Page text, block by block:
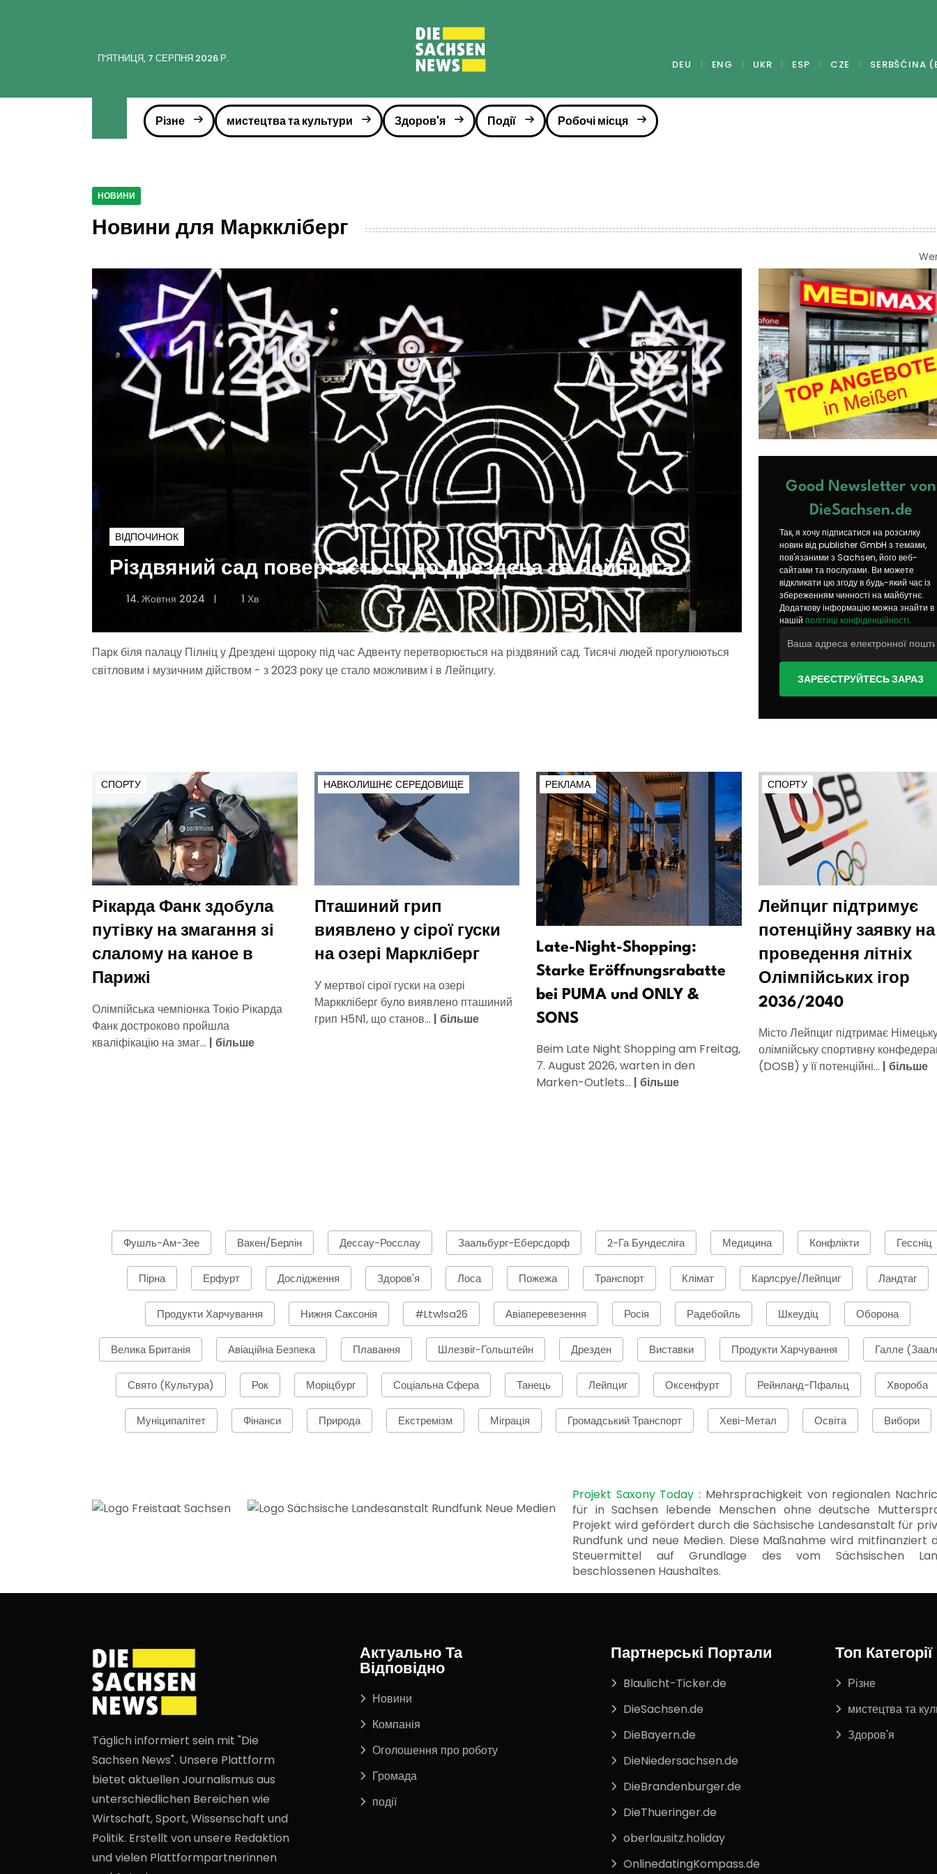
ПʼЯТНИЦЯ, 7 СЕРПНЯ 2026 Р. DEU ENG UKR ESP CZE SERBŠĆINA
Різне мистецтва та культури Здоров'я Події Робочі місця
НОВИНИ
Новини для Марккліберг
ВІДПОЧИНОК
Різдвяний сад повертається до Дрездена та Лейпцига
14. Жовтня 2024 1 Хв
Парк біля палацу Пілніц у Дрездені щороку під час Адвенту перетворюється на різдвяний сад. Тисячі людей прогулюються
світловим і музичним дійством - з 2023 року це стало можливим і в Лейпцигу.
Good Newsletter von
DieSachsen.de
Так, я хочу підписатися на розсилку
новин від publisher GmbH з темами,
пов'язаними з Sachsen, його веб-
сайтами та послугами. Ви можете
відкликати цю згоду в будь-який час із
збереженням чинності на майбутнє.
Додаткову інформацію можна знайти в
нашій політиці конфіденційності.
ЗАРЕЄСТРУЙТЕСЬ ЗАРАЗ
СПОРТУ
Рікарда Фанк здобула
путівку на змагання зі
слалому на каное в
Парижі
Олімпійська чемпіонка Токіо Рікарда
Фанк достроково пройшла
кваліфікацію на змаг... | більше
НАВКОЛИШНЄ СЕРЕДОВИЩЕ
Пташиний грип
виявлено у сірої гуски
на озері Маркліберг
У мертвої сірої гуски на озері
Марккліберг було виявлено пташиний
грип H5N1, що станов... | більше
РЕКЛАМА
Late-Night-Shopping:
Starke Eröffnungsrabatte
bei PUMA und ONLY &
SONS
Beim Late Night Shopping am Freitag,
7. August 2026, warten in den
Marken-Outlets... | більше
СПОРТУ
Лейпциг підтримує
потенційну заявку на
проведення літніх
Олімпійських ігор
2036/2040
Місто Лейпциг підтримає
олімпійську спортивну
(DOSB) у її потенційні... | більше
Фушль-Ам-Зее Вакен/Берлін Дессау-Росслау Заальбург-Еберсдорф 2-Га Бундесліга Медицина Конфлікти Гессніц
Пірна Ерфурт Дослідження Здоров'я Лоса Пожежа Транспорт Клімат Карлсруе/Лейпциг Ландтаг
Продукти Харчування Нижня Саксонія #ltwlsa26 Авіаперевезення Росія Радебойль Шкеудіц Оборона
Велика Британія Авіаційна Безпека Плавання Шлезвіг-Гольштейн Дрезден Виставки Продукти Харчування Галле
Свято (культура) Рок Моріцбург Соціальна Сфера Танець Лейпциг Оксенфурт Рейнланд-Пфальц Хвороба
Муніципалітет Фінанси Природа Екстремізм Міграція Громадський Транспорт Хеві-Метал Освіта Вибори
Projekt Saxony Today: Mehrsprachigkeit von regionalen
für in Sachsen lebende Menschen ohne deutsche
Projekt wird gefördert durch die Sächsische Landesanstalt für
Rundfunk und neue Medien. Diese Maßnahme wird mitfinanziert
Steuermittel auf Grundlage des vom Sächsischen
beschlossenen Haushaltes.
Täglich informiert sein mit "Die
Sachsen News". Unsere Plattform
bietet aktuellen Journalismus aus
unterschiedlichen Bereichen wie
Wirtschaft, Sport, Wissenschaft und
Politik. Erstellt von unsere Redaktion
und vielen Plattformpartnerinnen
Актуально Та
Відповідно
Новини
Компанія
Оголошення про роботу
Громада
події
Партнерські Портали
Blaulicht-Ticker.de
DieSachsen.de
DieBayern.de
DieNiedersachsen.de
DieBrandenburger.de
DieThueringer.de
oberlausitz.holiday
OnlinedatingKompass.de
Топ Категорії
Різне
мистецтва та
Здоров'я